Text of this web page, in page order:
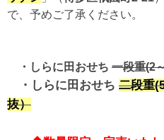
で、予めご了承ください。
・しらに田おせち 一段重(2
・しらに田おせち 二段重
抜）